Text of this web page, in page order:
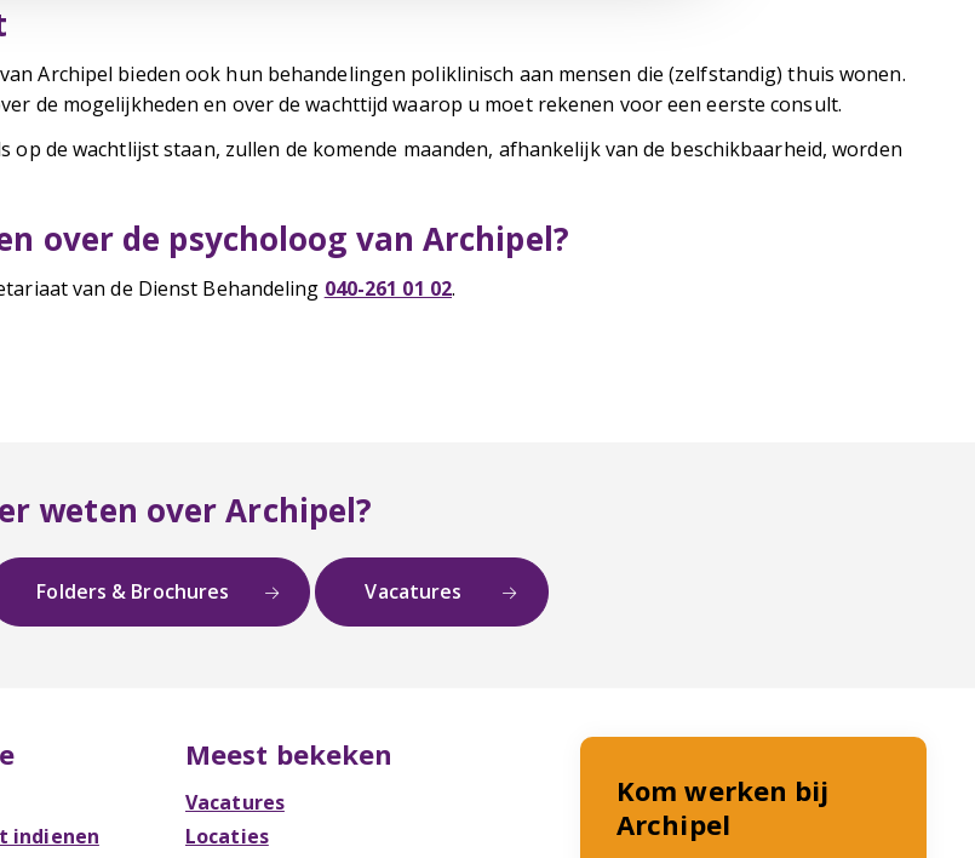
Archipel bieden ook hun behandelingen poliklinisch aan mensen die (zelfstandig) thuis wonen.
de mogelijkheden en over de wachttijd waarop u moet rekenen voor een eerste consult.
op de wachtlijst staan, zullen de komende maanden, afhankelijk van de beschikbaarheid, worden
over de psycholoog van Archipel?
van de Dienst Behandeling 040-261 01 02.
weten over Archipel?
Folders & Brochures Vacatures
indienen
Meest bekeken
Vacatures
Locaties
Kom werken bij
Archipel